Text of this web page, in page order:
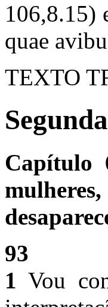
106,8.15)
quae
TEXTO
Capítulo
93
1 Vou